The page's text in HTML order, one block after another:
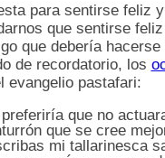
para sentirse feliz
que sentirse
que debería
de recordatorio, los
evangelio pastafari:
que no
que se cree
mi tallarinesca